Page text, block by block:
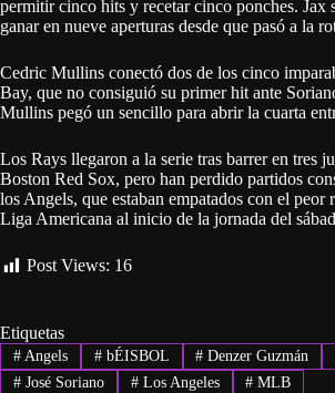
permitir cinco hits y recetar cinco ponches. Jax
ganar en nueve aperturas desde que pasó a la
Cedric Mullins conectó dos de los cinco
Bay, que no consiguió su primer hit ante
Mullins pegó un sencillo para abrir la cuarta
Los Rays llegaron a la serie tras barrer en tres
Boston Red Sox, pero han perdido partidos
los Angels, que estaban empatados con el peor
Liga Americana al inicio de la jornada del
Post Views: 16
Etiquetas
#Angels #bÉISBOL # Denzer Guzmán
#José Soriano #Los Angeles # MLB